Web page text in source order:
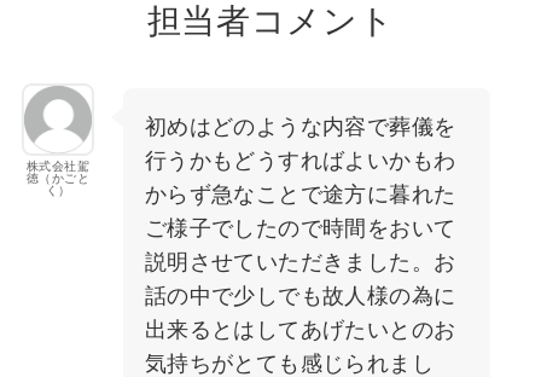
担当者コメント
株式会社駕
徳（かごと
く）
初めはどのような内容で葬儀を
行うかもどうすればよいかもわ
からず急なことで途方に暮れた
ご様子でしたので時間をおいて
説明させていただきました。お
話の中で少しでも故人様の為に
出来るとはしてあげたいとのお
気持ちがとても感じられまし